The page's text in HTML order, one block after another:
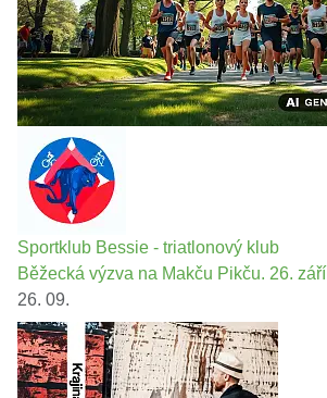
Sportklub Bessie - triatlonový klub
Běžecká výzva na Makču Pikču. 26. září
26. 09.